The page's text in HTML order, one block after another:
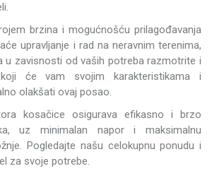
brzina i mogućnošću prilagođavanja
upravljanje i rad na neravnim terenima,
u zavisnosti od vaših potreba razmotrite i
će vam svojim karakteristikama i
olakšati ovaj posao.
kosačice osigurava efikasno i brzo
uz minimalan napor i maksimalnu
Pogledajte našu celokupnu ponudu i
za svoje potrebe.